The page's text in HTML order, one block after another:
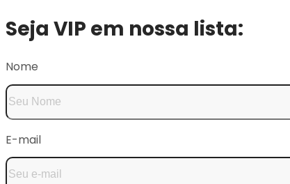
Seja VIP em nossa lista:
Nome
E-mail